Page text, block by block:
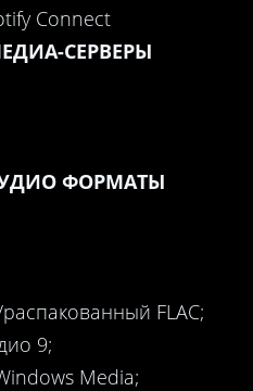
Connect
СЕРВЕРЫ
ФОРМАТЫ
FLAC;
9;
Media;